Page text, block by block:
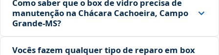
Como saber que o box de vidro precisa de
manutenção na Chácara Cachoeira, Campo
Grande‑MS?
Vocês fazem qualquer tipo de reparo em box